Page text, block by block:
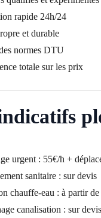
rapide 24h/24
et durable
normes DTU
totale sur les prix
urgent : 55€/h +
sanitaire : sur devis
chauffe-eau : à partir
canalisation : sur devis